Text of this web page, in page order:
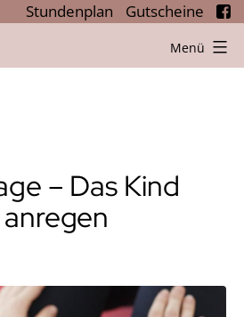
Stundenplan
Gutscheine
Menü
– Das Kind